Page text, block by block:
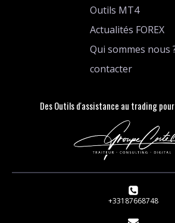
Outils MT4
Actualités FOREX
Qui sommes nous
contacter
Des Outils d'assistance au trading
+33187668748